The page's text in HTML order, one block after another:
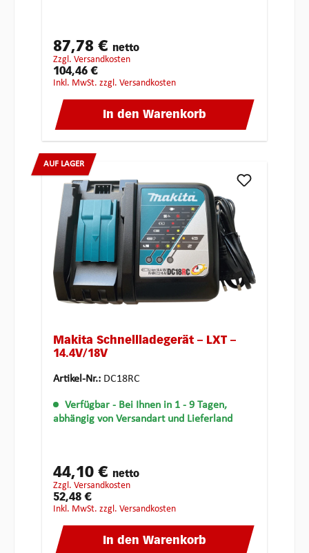
87,78 € netto
zzgl. Versandkosten
104,46 €
inkl. MwSt. zzgl. Versandkosten
In den Warenkorb
AUF LAGER
Makita Schnellladegerät – LXT –
14.4V/18V
Artikel-Nr.: DC18RC
Verfügbar - Bei Ihnen in 1 - 9 Tagen,
abhängig von Versandart und Lieferland
44,10 € netto
zzgl. Versandkosten
52,48 €
inkl. MwSt. zzgl. Versandkosten
In den Warenkorb